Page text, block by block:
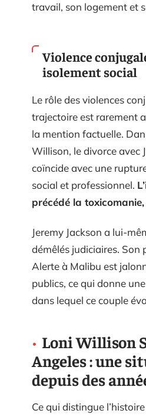
travail, son logement et
Violence
isolement social
Le rôle des violences
trajectoire est rarement
la mention factuelle.
Willison, le divorce avec
coïncide avec une
social et professionnel.
précédé la toxicomanie,
Jeremy Jackson a lui-
démêlés judiciaires. Son
Alerte à Malibu est
publics, ce qui donne
dans lequel ce couple
Loni Willison
Angeles : une
depuis des
Ce qui distingue